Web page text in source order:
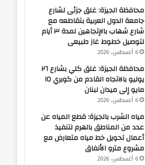
محافظة الجيزة: غلق جزئى لشارع
جامعة الدول العربية بتقاطعه مع
شارع شهاب بالإتجاهين لمدة ٣ أيام
لتوصيل خطوط غاز طبيعى
6 أغسطس، 2026
محافظة الجيزة: غلق كلي بشارع ٢٦
يوليو بالاتجاه القادم من كوبري ١٥
مايو إلى ميدان لبنان
6 أغسطس، 2026
مياه الشرب بالجيزة: قطع المياه عن
عدد من المناطق بالهرم لتنفيذ
أعمال تحويل خط مياه متعارض مع
مشروع مترو الأنفاق
6 أغسطس، 2026